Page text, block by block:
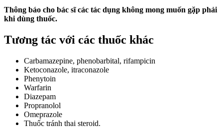
Thông báo cho bác sĩ các tác dụng không mong muốn gặp phải
khi dùng thuốc.
Tương tác với các thuốc khác
Carbamazepine, phenobarbital, rifampicin
Ketoconazole, itraconazole
Phenytoin
Warfarin
Diazepam
Propranolol
Omeprazole
Thuốc tránh thai steroid.